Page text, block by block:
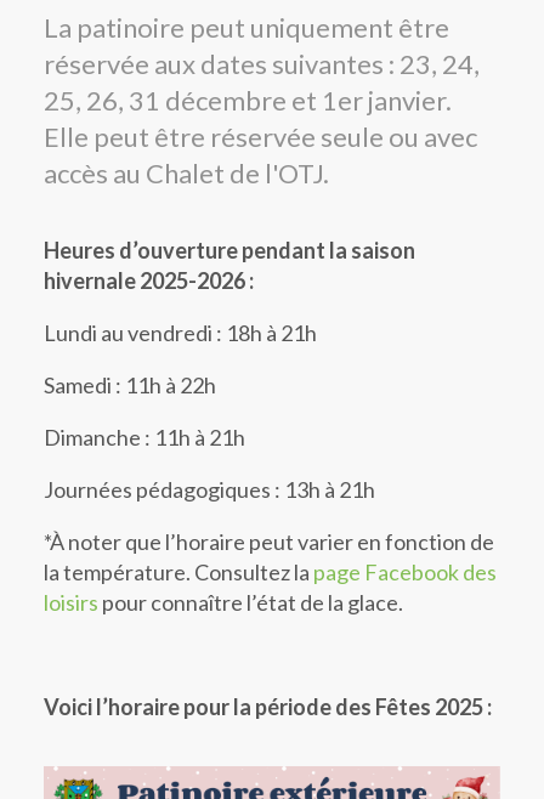
La patinoire peut uniquement être
réservée aux dates suivantes : 23, 24,
25, 26, 31 décembre et 1er janvier.
Elle peut être réservée seule ou avec
accès au Chalet de l'OTJ.
Heures d’ouverture pendant la saison
hivernale 2025-2026 :
Lundi au vendredi : 18h à 21h
Samedi : 11h à 22h
Dimanche : 11h à 21h
Journées pédagogiques : 13h à 21h
*À noter que l’horaire peut varier en fonction de
la température. Consultez la page Facebook des
loisirs pour connaître l’état de la glace.
Voici l’horaire pour la période des Fêtes 2025 :